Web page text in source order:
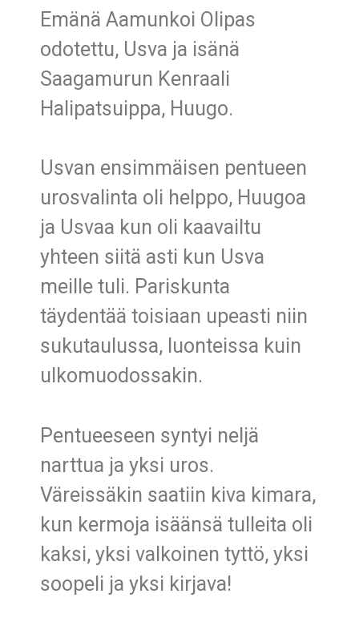
Emänä Aamunkoi Olipas
odotettu, Usva ja isänä
Saagamurun Kenraali
Halipatsuippa, Huugo.
Usvan ensimmäisen pentueen
urosvalinta oli helppo, Huugoa
ja Usvaa kun oli kaavailtu
yhteen siitä asti kun Usva
meille tuli. Pariskunta
täydentää toisiaan upeasti niin
sukutaulussa, luonteissa kuin
ulkomuodossakin.
Pentueeseen syntyi neljä
narttua ja yksi uros.
Väreissäkin saatiin kiva kimara,
kun kermoja isäänsä tulleita oli
kaksi, yksi valkoinen tyttö, yksi
soopeli ja yksi kirjava!